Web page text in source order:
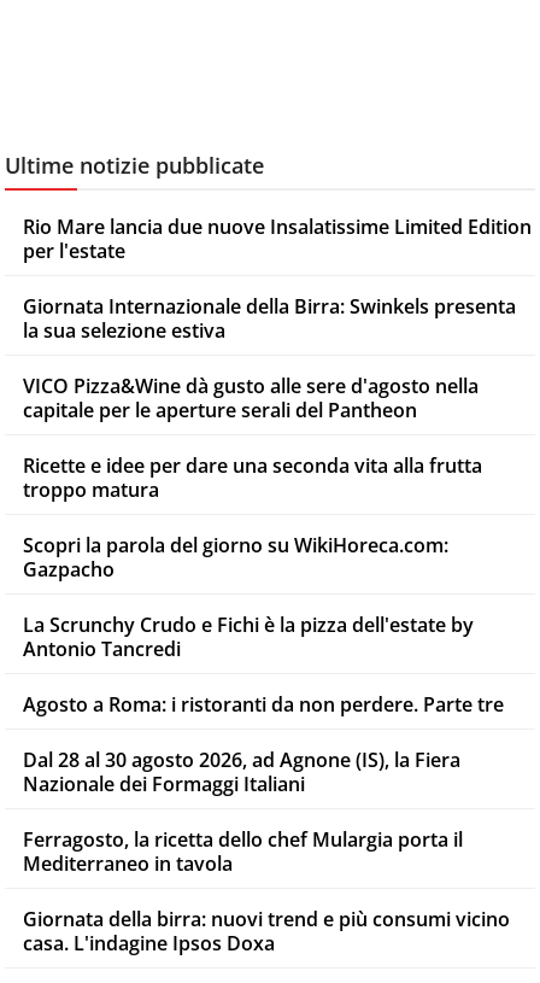
Ultime notizie pubblicate
Rio Mare lancia due nuove Insalatissime Limited Edition
per l'estate
Giornata Internazionale della Birra: Swinkels presenta
la sua selezione estiva
VICO Pizza&Wine dà gusto alle sere d'agosto nella
capitale per le aperture serali del Pantheon
Ricette e idee per dare una seconda vita alla frutta
troppo matura
Scopri la parola del giorno su WikiHoreca.com:
Gazpacho
La Scrunchy Crudo e Fichi è la pizza dell'estate by
Antonio Tancredi
Agosto a Roma: i ristoranti da non perdere. Parte tre
Dal 28 al 30 agosto 2026, ad Agnone (IS), la Fiera
Nazionale dei Formaggi Italiani
Ferragosto, la ricetta dello chef Mulargia porta il
Mediterraneo in tavola
Giornata della birra: nuovi trend e più consumi vicino
casa. L'indagine Ipsos Doxa